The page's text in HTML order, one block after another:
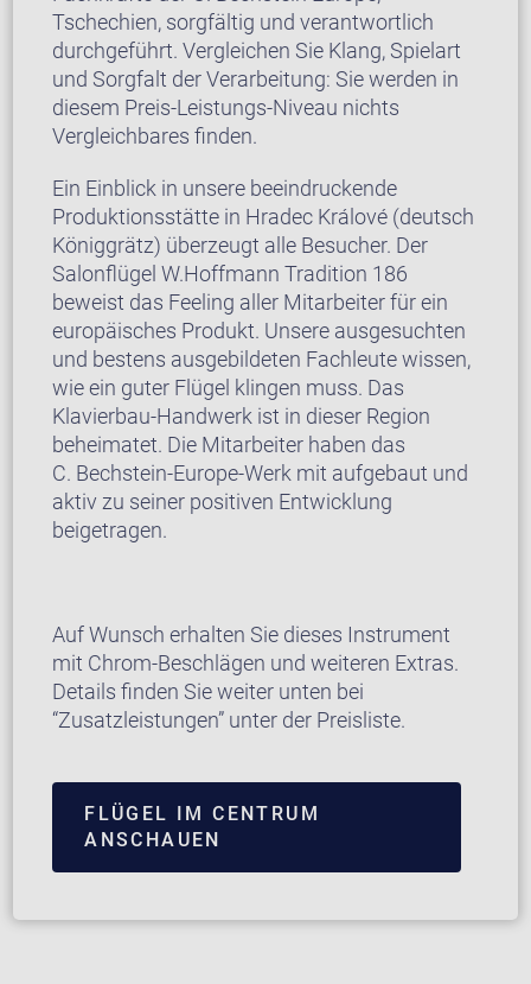
Tschechien, sorgfältig und verantwortlich
durchgeführt. Vergleichen Sie Klang, Spielart
und Sorgfalt der Verarbeitung: Sie werden in
diesem Preis-Leistungs-Niveau nichts
Vergleichbares finden.
Ein Einblick in unsere beeindruckende
Produktionsstätte in Hradec Králové (deutsch
Königgrätz) überzeugt alle Besucher. Der
Salonflügel W.Hoffmann Tradition 186
beweist das Feeling aller Mitarbeiter für ein
europäisches Produkt. Unsere ausgesuchten
und bestens ausgebildeten Fachleute wissen,
wie ein guter Flügel klingen muss. Das
Klavierbau-Handwerk ist in dieser Region
beheimatet. Die Mitarbeiter haben das
C. Bechstein-Europe-Werk mit aufgebaut und
aktiv zu seiner positiven Entwicklung
beigetragen.
Auf Wunsch erhalten Sie dieses Instrument
mit Chrom-Beschlägen und weiteren Extras.
Details finden Sie weiter unten bei
“Zusatzleistungen” unter der Preisliste.
FLÜGEL IM CENTRUM
ANSCHAUEN